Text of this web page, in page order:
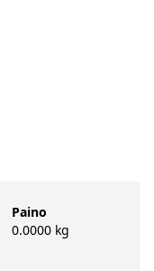
Paino
0.0000 kg